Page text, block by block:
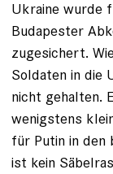
Ukraine wurde
Budapester
zugesichert.
Soldaten in die
nicht gehalten.
wenigstens
für Putin in den
ist kein